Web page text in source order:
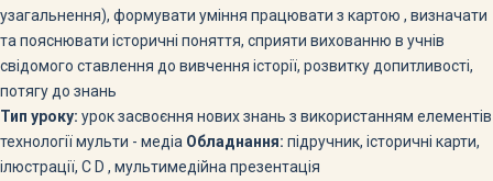
узагальнення), формувати уміння працювати з картою , визначати
та пояснювати історичні поняття, сприяти вихованню в учнів
свідомого ставлення до вивчення історії, розвитку допитливості,
потягу до знань
Тип уроку: урок засвоєння нових знань з використанням елементів
технології мульти - медіа Обладнання: підручник, історичні карти,
ілюстрації, С D , мультимедійна презентація